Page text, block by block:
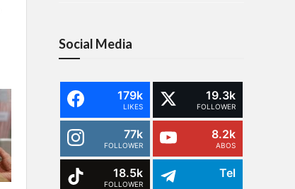
Social Media
179k
LIKES
19.3k
FOLLOWER
77k
FOLLOWER
8.2k
ABOS
18.5k
FOLLOWER
Tel